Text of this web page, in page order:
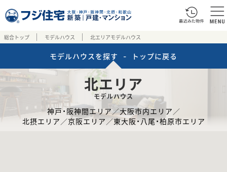
総合トップ モデルハウス 北エリアモデルハウス
モデルハウスを探す - トップに戻る
北エリア
モデルハウス
神戸・阪神間エリア／大阪市内エリア ／
北摂エリア ／京阪エリア／東大阪・八尾・柏原市エリア